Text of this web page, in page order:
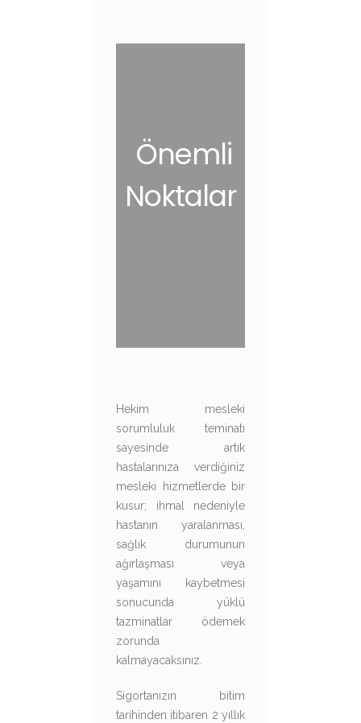
Önemli
Noktalar
Hekim mesleki
sorumluluk teminatı
sayesinde artık
hastalarınıza verdiğiniz
mesleki hizmetlerde bir
kusur; ihmal nedeniyle
hastanın yaralanması,
sağlık durumunun
ağırlaşması veya
yaşamını kaybetmesi
sonucunda yüklü
tazminatlar ödemek
zorunda
kalmayacaksınız.
Sigortanızın bitim
tarihinden itibaren 2 yıllık